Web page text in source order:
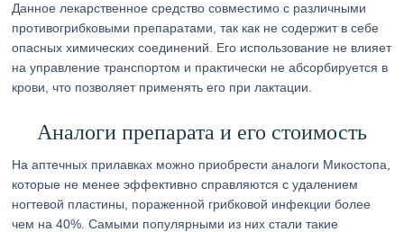
Данное лекарственное средство совместимо с различными
противогрибковыми препаратами, так как не содержит в себе
опасных химических соединений. Его использование не влияет
на управление транспортом и практически не абсорбируется в
крови, что позволяет применять его при лактации.
Аналоги препарата и его стоимость
На аптечных прилавках можно приобрести аналоги Микостопа,
которые не менее эффективно справляются с удалением
ногтевой пластины, пораженной грибковой инфекции более
чем на 40%. Самыми популярными из них стали такие